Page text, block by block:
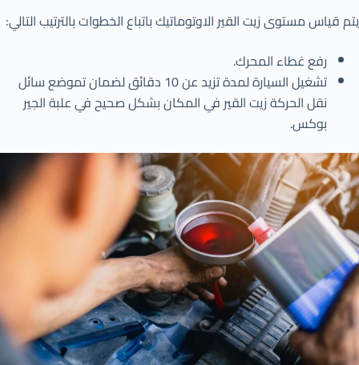
يتم قياس مستوى زيت القير الاوتوماتيك باتباع الخطوات بالترتيب التالي:
رفع غطاء المحرك.
تشغيل السيارة لمدة تزيد عن 10 دقائق لضمان تموضع سائل
نقل الحركة زيت القير في المكان بشكل صحيح في علبة الجير
بوكس.